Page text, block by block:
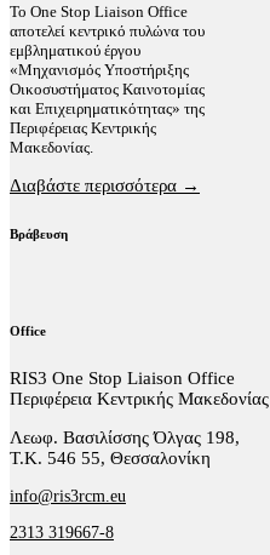
Το One Stop Liaison Office
αποτελεί κεντρικό πυλώνα του
εμβληματικού έργου
«Μηχανισμός Υποστήριξης
Οικοσυστήματος Καινοτομίας
και Επιχειρηματικότητας» της
Περιφέρειας Κεντρικής
Μακεδονίας.
Διαβάστε περισσότερα →
Βράβευση
Office
RIS3 One Stop Liaison Office
Περιφέρεια Κεντρικής Μακεδονίας
Λεωφ. Βασιλίσσης Όλγας 198,
Τ.Κ. 546 55, Θεσσαλονίκη
info@ris3rcm.eu
2313 319667-8